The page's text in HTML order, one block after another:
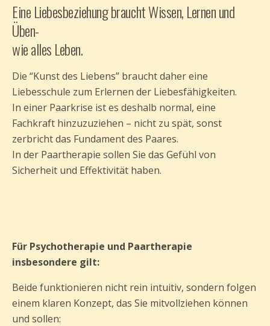
Eine Liebesbeziehung braucht Wissen, Lernen und
Üben-
wie alles Leben.
Die “Kunst des Liebens” braucht daher eine
Liebesschule zum Erlernen der Liebesfähigkeiten.
In einer Paarkrise ist es deshalb normal, eine
Fachkraft hinzuzuziehen – nicht zu spät, sonst
zerbricht das Fundament des Paares.
In der Paartherapie sollen Sie das Gefühl von
Sicherheit und Effektivität haben.
Für Psychotherapie und Paartherapie
insbesondere gilt:
Beide funktionieren nicht rein intuitiv, sondern folgen
einem klaren Konzept, das Sie mitvollziehen können
und sollen: